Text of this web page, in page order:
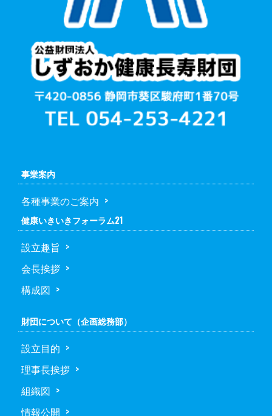
事業案内
各種事業のご案内
健康いきいきフォーラム21
設立趣旨
会長挨拶
構成図
財団について（企画総務部）
設立目的
理事長挨拶
組織図
情報公開